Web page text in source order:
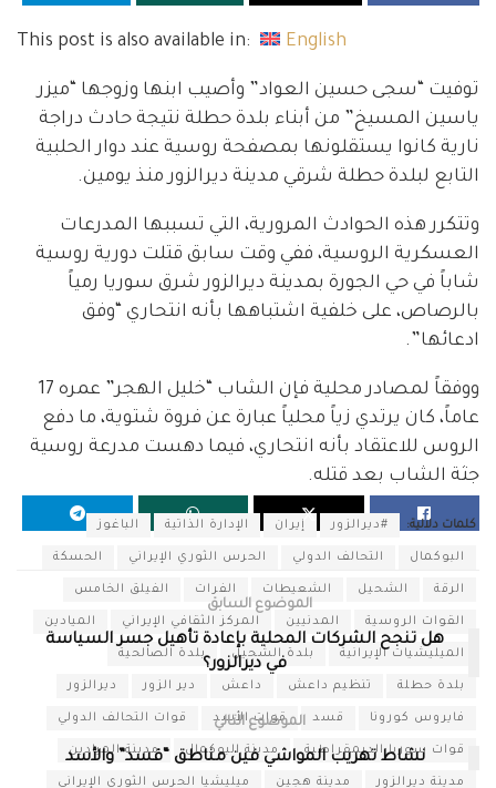
This post is also available in: English
توفيت “سجى حسين العواد” وأصيب ابنها وزوجها “ميزر
ياسين المسيخ” من أبناء بلدة حطلة نتيجة حادث دراجة
نارية كانوا يستقلونها بمصفحة روسية عند دوار الحلبية
التابع لبلدة حطلة شرقي مدينة ديرالزور منذ يومين.
وتتكرر هذه الحوادث المرورية، التي تسببها المدرعات
العسكرية الروسية، ففي وقت سابق قتلت دورية روسية
شاباً في حي الجورة بمدينة ديرالزور شرق سوريا رمياً
بالرصاص، على خلفية اشتباهها بأنه انتحاري “وفق
ادعائها”.
ووفقاً لمصادر محلية فإن الشاب “خليل الهجر” عمره 17
عاماً، كان يرتدي زياً محلياً عبارة عن فروة شتوية، ما دفع
الروس للاعتقاد بأنه انتحاري، فيما دهست مدرعة روسية
جثة الشاب بعد قتله.
كلمات دلالية: #ديرالزور إيران الإدارة الذاتية الباغوز
البوكمال التحالف الدولي الحرس الثوري الإيراني الحسكة
الرقة الشحيل الشعيطات الفرات الفيلق الخامس
القوات الروسية المدنيين المركز الثقافي الإيراني الميادين
الميليشيات الإيرانية بلدة الشحيل بلدة الصالحية
بلدة حطلة تنظيم داعش داعش دير الزور ديرالزور
فايروس كورونا قسد قوات الأسد قوات التحالف الدولي
قوات سوريا الديمقراطية مدينة البوكمال مدينة الميادين
مدينة ديرالزور مدينة هجين ميليشيا الحرس الثوري الإيراني
الموضوع السابق
هل تنجح الشركات المحلية بإعادة تأهيل جسر السياسة
في ديرالزور؟
الموضوع التالي
نشاط تهريب المواشي فين مناطق “قسد” والأسد